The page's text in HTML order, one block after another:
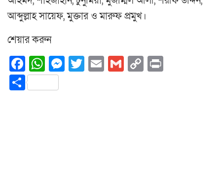
আব্দুল্লাহ সায়েফ, মুক্তার ও মারুফ প্রমুখ।
শেয়ার করুন
Facebook
WhatsApp
Messenger
Twitter
EmailGmail
Copy
Share